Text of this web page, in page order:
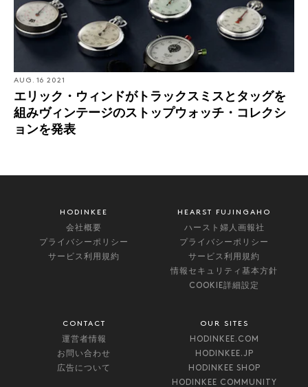
AUG. 16 2021
エリック・ウィンドがトラックスミスとタッグを
組みヴィンテージのストップウォッチ・コレクシ
ョンを発表
HODINKEE
会社概要
プライバシーポリシー
サービス利用規約
HEARST FUJINGAHO
ハースト婦人画報社
プライバシーポリシー
サービス利用規約
情報セキュリティ基本方針
COOKIE詳細設定
CONTACT
運営者情報
お問い合わせ
広告について
OUR SITES
HODINKEE.COM
HODINKEE.JP
HODINKEE SHOP
HODINKEE COMMUNITY